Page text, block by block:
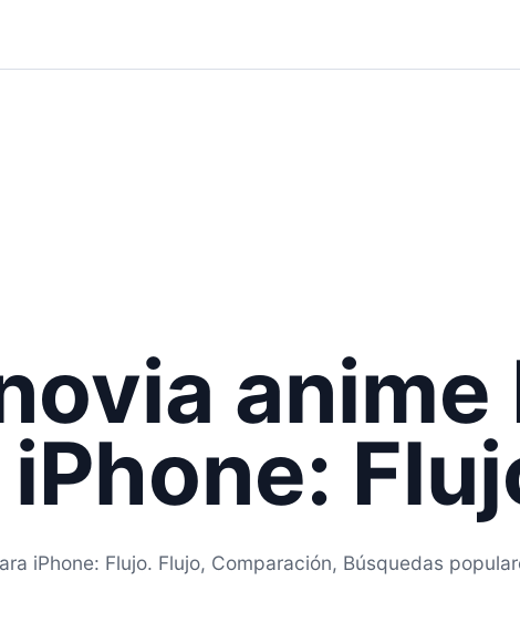
anime
iPhone: Flujo. Flujo, Comparación, Búsquedas